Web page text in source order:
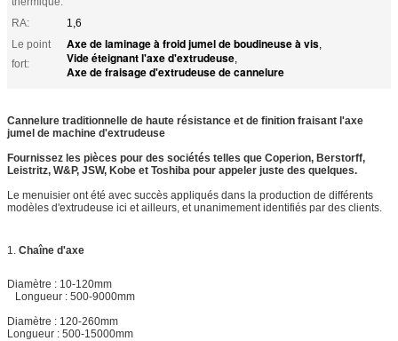
RA:
1,6
Le point
fort:
Axe de laminage à froid jumel de boudineuse à vis,
Vide éteignant l'axe d'extrudeuse,
Axe de fraisage d'extrudeuse de cannelure
Cannelure traditionnelle de haute résistance et de finition fraisant l'axe
jumel de machine d'extrudeuse
Fournissez les pièces pour des sociétés telles que Coperion, Berstorff,
Leistritz, W&P, JSW, Kobe et Toshiba pour appeler juste des quelques.
Le menuisier ont été avec succès appliqués dans la production de différents
modèles d'extrudeuse ici et ailleurs, et unanimement identifiés par des clients.
1. Chaîne d'axe
Diamètre : 10-120mm
Longueur : 500-9000mm
Diamètre : 120-260mm
Longueur : 500-15000mm